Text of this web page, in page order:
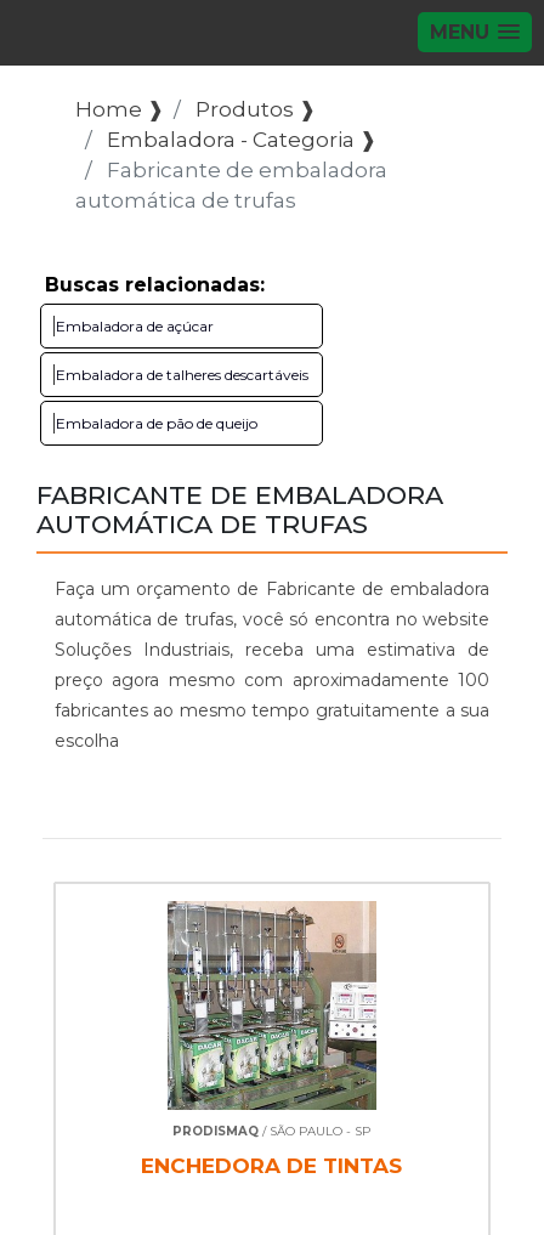
MENU
Home ❱
Produtos ❱
Embaladora - Categoria ❱
Fabricante de embaladora
automática de trufas
Buscas relacionadas:
Embaladora de açúcar
Embaladora de talheres descartáveis
Embaladora de pão de queijo
FABRICANTE DE EMBALADORA
AUTOMÁTICA DE TRUFAS
Faça um orçamento de Fabricante de embaladora
automática de trufas, você só encontra no website
Soluções Industriais, receba uma estimativa de
preço agora mesmo com aproximadamente 100
fabricantes ao mesmo tempo gratuitamente a sua
escolha
PRODISMAQ / SÃO PAULO - SP
ENCHEDORA DE TINTAS